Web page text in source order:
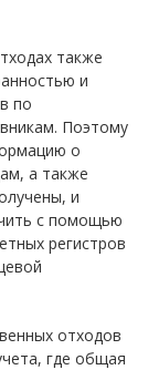
также
и
по
Поэтому
о
а также
и
с помощью
регистров
отходов
где общая